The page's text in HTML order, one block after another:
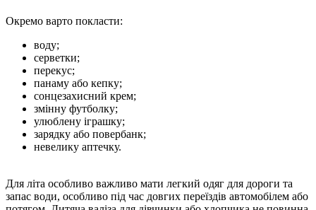
Окремо варто покласти:
воду;
серветки;
перекус;
панаму або кепку;
сонцезахисний крем;
змінну футболку;
улюблену іграшку;
зарядку або повербанк;
невелику аптечку.
Для літа особливо важливо мати легкий одяг для дороги та
запас води, особливо під час довгих переїздів автомобілем або